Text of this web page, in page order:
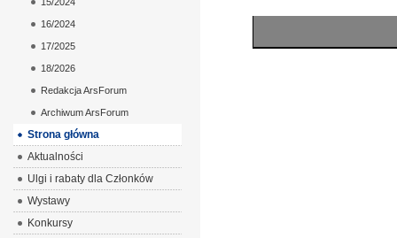
16/2024
17/2025
18/2026
Redakcja ArsForum
Archiwum ArsForum
Strona główna
Aktualności
Ulgi i rabaty dla Członków
Wystawy
Konkursy